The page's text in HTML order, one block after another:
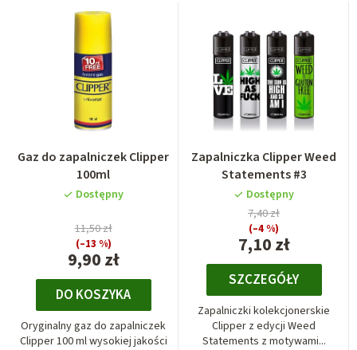
Gaz do zapalniczek Clipper
100ml
Dostępny
9,90 zł
11,50 zł
(–13 %)
DO KOSZYKA
Oryginalny gaz do zapalniczek
Clipper 100 ml wysokiej jakości
Zapalniczka Clipper Weed
Statements #3
Dostępny
7,10 zł
7,40 zł
(–4 %)
SZCZEGÓŁY
Zapalniczki kolekcjonerskie
Clipper z edycji Weed
Statements z motywami...